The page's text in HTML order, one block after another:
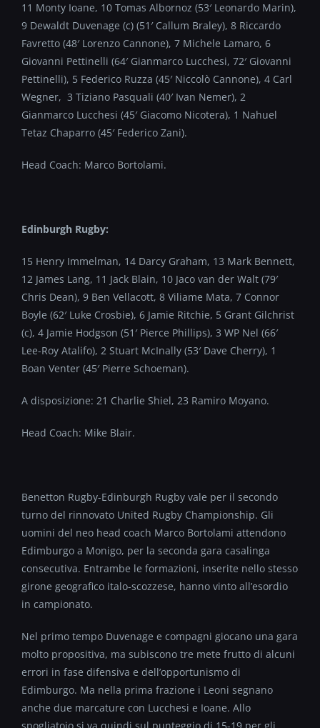
11 Monty Ioane, 10 Tomas Albornoz (53′ Leonardo Marin),
9 Dewaldt Duvenage (c) (51′ Callum Braley), 8 Riccardo
Favretto (48′ Lorenzo Cannone), 7 Michele Lamaro, 6
Giovanni Pettinelli (64′ Gianmarco Lucchesi, 72′ Giovanni
Pettinelli), 5 Federico Ruzza (45′ Niccolò Cannone), 4 Carl
Wegner, 3 Tiziano Pasquali (40′ Ivan Nemer), 2
Gianmarco Lucchesi (45′ Giacomo Nicotera), 1 Nahuel
Tetaz Chaparro (45′ Federico Zani).
Head Coach: Marco Bortolami.
Edinburgh Rugby:
15 Henry Immelman, 14 Darcy Graham, 13 Mark Bennett,
12 James Lang, 11 Jack Blain, 10 Jaco van der Walt (79′
Chris Dean), 9 Ben Vellacott, 8 Viliame Mata, 7 Connor
Boyle (62′ Luke Crosbie), 6 Jamie Ritchie, 5 Grant Gilchrist
(c), 4 Jamie Hodgson (51′ Pierce Phillips), 3 WP Nel (66′
Lee-Roy Atalifo), 2 Stuart McInally (53′ Dave Cherry), 1
Boan Venter (45′ Pierre Schoeman).
A disposizione: 21 Charlie Shiel, 23 Ramiro Moyano.
Head Coach: Mike Blair.
Benetton Rugby-Edinburgh Rugby vale per il secondo
turno del rinnovato United Rugby Championship. Gli
uomini del neo head coach Marco Bortolami attendono
Edimburgo a Monigo, per la seconda gara casalinga
consecutiva. Entrambe le formazioni, inserite nello stesso
girone geografico italo-scozzese, hanno vinto all’esordio
in campionato.
Nel primo tempo Duvenage e compagni giocano una gara
molto propositiva, ma subiscono tre mete frutto di alcuni
errori in fase difensiva e dell’opportunismo di
Edimburgo. Ma nella prima frazione i Leoni segnano
anche due marcature con Lucchesi e Ioane. Allo